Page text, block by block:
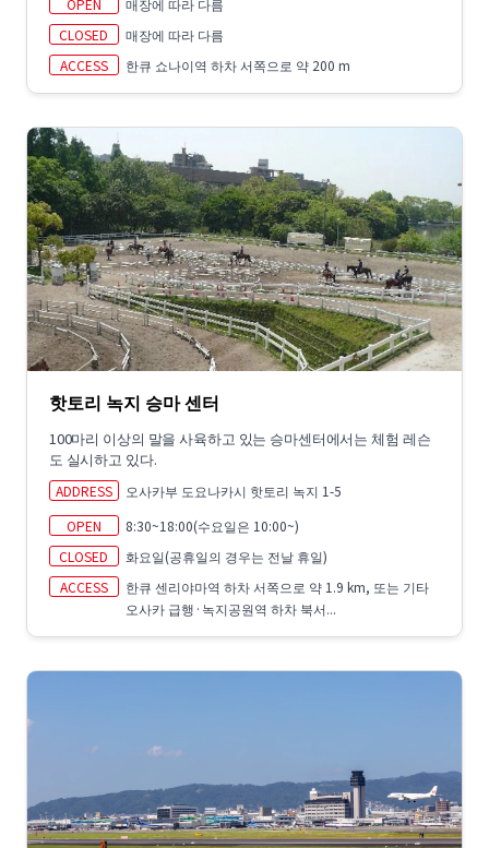
CLOSED
매장에 따라 다름
ACCESS
한큐 쇼나이역 하차 서쪽으로 약 200 m
핫토리 녹지 승마 센터
100마리 이상의 말을 사육하고 있는 승마센터에서는 체험 레슨
도 실시하고 있다.
ADDRESS
오사카부 도요나카시 핫토리 녹지 1-5
OPEN
8:30~18:00(수요일은 10:00~)
CLOSED
화요일(공휴일의 경우는 전날 휴일)
ACCESS
한큐 센리야마역 하차 서쪽으로 약 1.9 km, 또는 기타
오사카 급행·녹지공원역 하차 북서...